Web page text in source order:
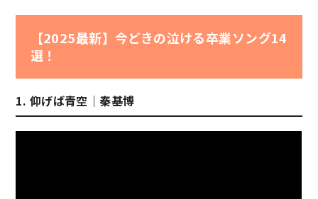
【2025最新】今どきの泣ける卒業ソング14
選！
1. 仰げば青空｜秦基博